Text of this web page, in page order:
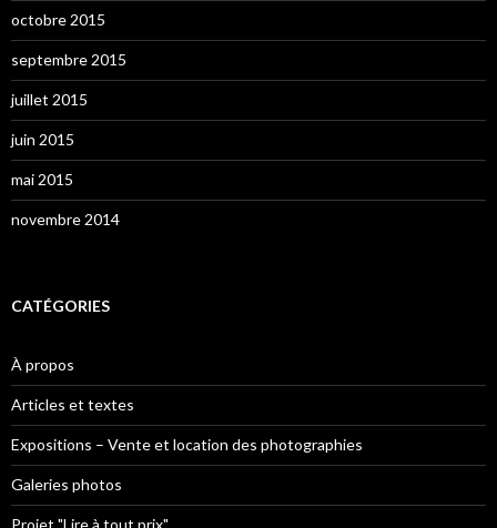
octobre 2015
septembre 2015
juillet 2015
juin 2015
mai 2015
novembre 2014
CATÉGORIES
À propos
Articles et textes
Expositions – Vente et location des photographies
Galeries photos
Projet "Lire à tout prix"